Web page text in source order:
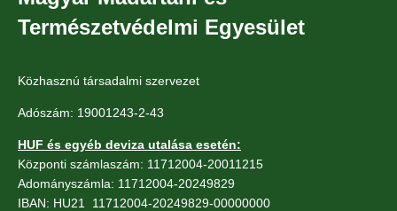
Természetvédelmi Egyesület
Közhasznú társadalmi szervezet
Adószám: 19001243-2-43
HUF és egyéb deviza utalása esetén:
Központi számlaszám: 11712004-20011215
Adományszámla: 11712004-20249829
IBAN: HU21 11712004-20249829-00000000